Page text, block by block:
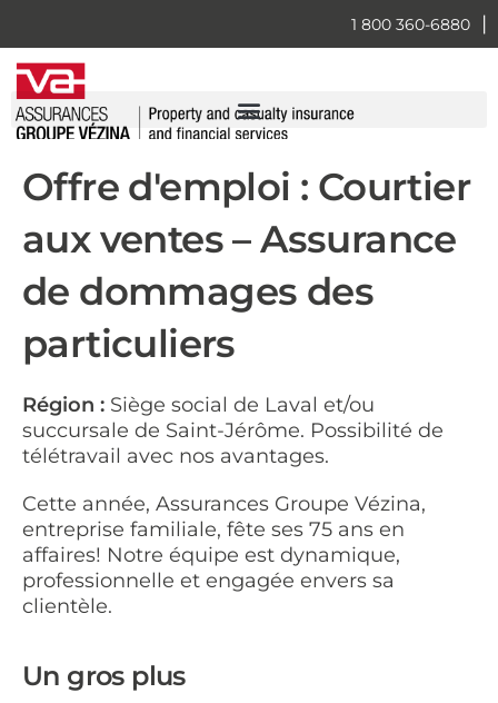
content
1 800 360-6880 |
Offre d'emploi : Courtier
aux ventes – Assurance
de dommages des
particuliers
Région : Siège social de Laval et/ou
succursale de Saint-Jérôme. Possibilité de
télétravail avec nos avantages.
Cette année, Assurances Groupe Vézina,
entreprise familiale, fête ses 75 ans en
affaires! Notre équipe est dynamique,
professionnelle et engagée envers sa
clientèle.
Un gros plus